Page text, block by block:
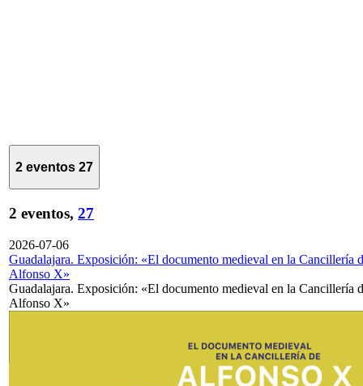
2 eventos 27
2 eventos, 27
2026-07-06
Guadalajara. Exposición: «El documento medieval en la Cancillería
Alfonso X»
Guadalajara. Exposición: «El documento medieval en la Cancillería
Alfonso X»